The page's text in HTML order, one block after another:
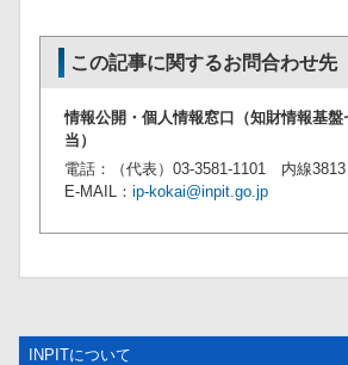
この記事に関するお問合わせ先
情報公開・個人情報窓口（知財情報基
当）
電話：（代表）03-3581-1101 内線3813
E-MAIL： ip-kokai@inpit.go.jp
INPITについて